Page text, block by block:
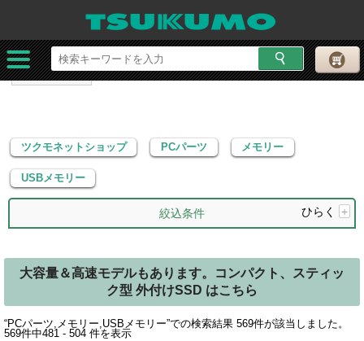
ツクモネットショップ PCパーツ
USBメモリー
ツクモネットショップ PCパーツ メモリー
USBメモリー
絞込条件 ひらく +
大容量＆高速モデルもあります。コンパクト、スティッ
ク型 外付けSSD はこちら
“PCパーツ,メモリー,USBメモリー”での検索結果 569件が該当しました。
569件中481 - 504 件を表示